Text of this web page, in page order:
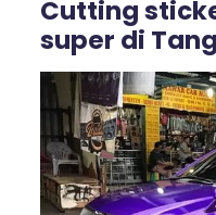
Cutting
super di